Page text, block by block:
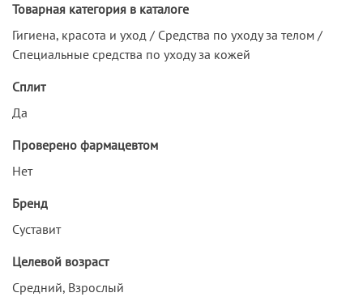
Товарная категория в каталоге
Гигиена, красота и уход / Средства по уходу за телом /
Специальные средства по уходу за кожей
Сплит
Да
Проверено фармацевтом
Нет
Бренд
Суставит
Целевой возраст
Средний, Взрослый